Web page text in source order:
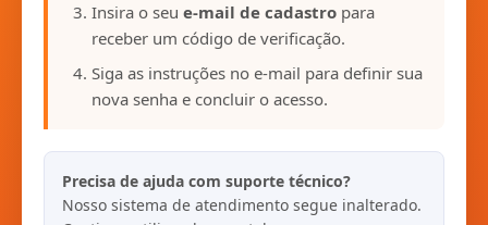
Insira o seu e-mail de cadastro para
receber um código de verificação.
Siga as instruções no e-mail para definir sua
nova senha e concluir o acesso.
Precisa de ajuda com suporte técnico?
Nosso sistema de atendimento segue inalterado.